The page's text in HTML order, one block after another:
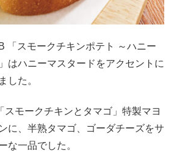
「スモークチキンポテト ～ハニー
はハニーマスタードをアクセントに
した。
スモークチキンとタマゴ」特製マヨ
に、半熟タマゴ、ゴーダチーズをサ
な一品でした。